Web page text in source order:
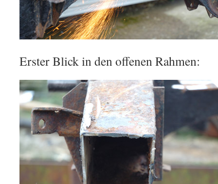
Erster Blick in den offenen Rahmen: